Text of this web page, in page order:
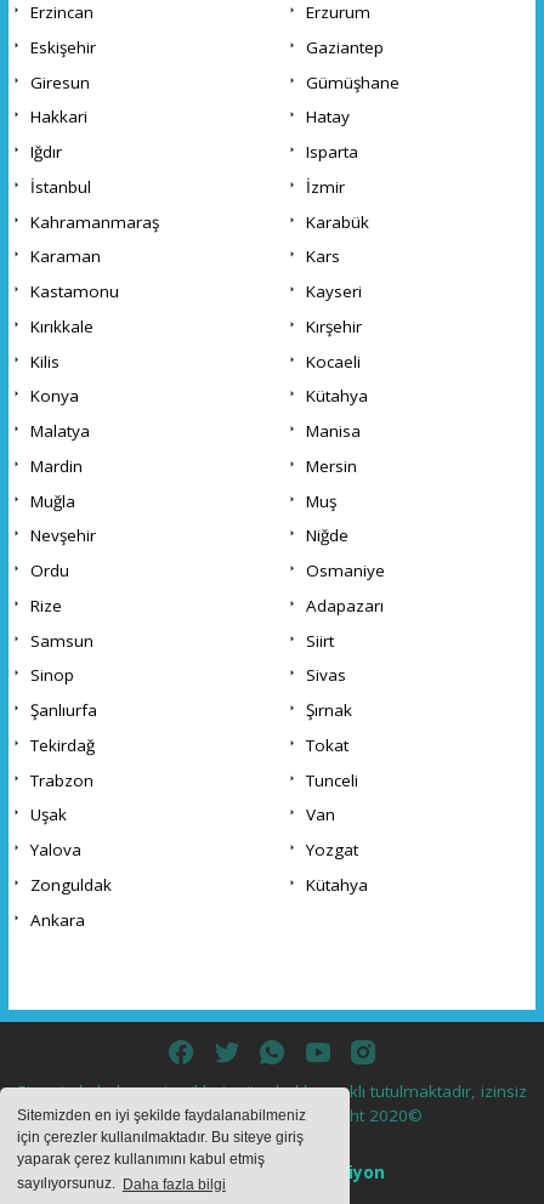
Sitemizden en iyi şekilde faydalanabilmeniz
için çerezler kullanılmaktadır. Bu siteye giriş
yaparak çerez kullanımını kabul etmiş
sayılıyorsunuz. Daha fazla bilgi
Erzincan
Erzurum
Eskişehir
Gaziantep
Giresun
Gümüşhane
Hakkari
Hatay
Iğdır
Isparta
İstanbul
İzmir
Kahramanmaraş
Karabük
Karaman
Kars
Kastamonu
Kayseri
Kırıkkale
Kırşehir
Kilis
Kocaeli
Konya
Kütahya
Malatya
Manisa
Mardin
Mersin
Muğla
Muş
Nevşehir
Niğde
Ordu
Osmaniye
Rize
Adapazarı
Samsun
Siirt
Sinop
Sivas
Şanlıurfa
Şırnak
Tekirdağ
Tokat
Trabzon
Tunceli
Uşak
Van
Yalova
Yozgat
Zonguldak
Kütahya
Ankara
Sitemizde bulunan içeriklerin tüm hakları saklı tutulmaktadır, izinsiz
içerikler kullanılamaz. Copyright 2020©
Haber Yazılımı:
Web Aksiyon
haber yazılımı haber paketi